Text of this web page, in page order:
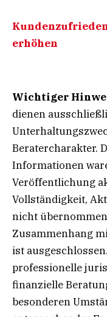
erhöhen
Wichtiger
dienen
Beratercharakter.
Informationen
Veröffentlichung
Vollständigkeit,
nicht
Zusammenhang
ist
professionelle
finanzielle
besonderen